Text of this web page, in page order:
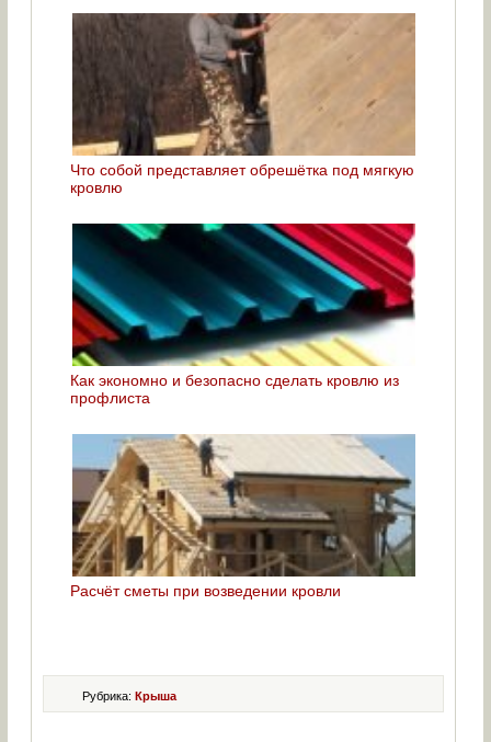
Что собой представляет обрешётка под мягкую
кровлю
Как экономно и безопасно сделать кровлю из
профлиста
Расчёт сметы при возведении кровли
Рубрика: Крыша